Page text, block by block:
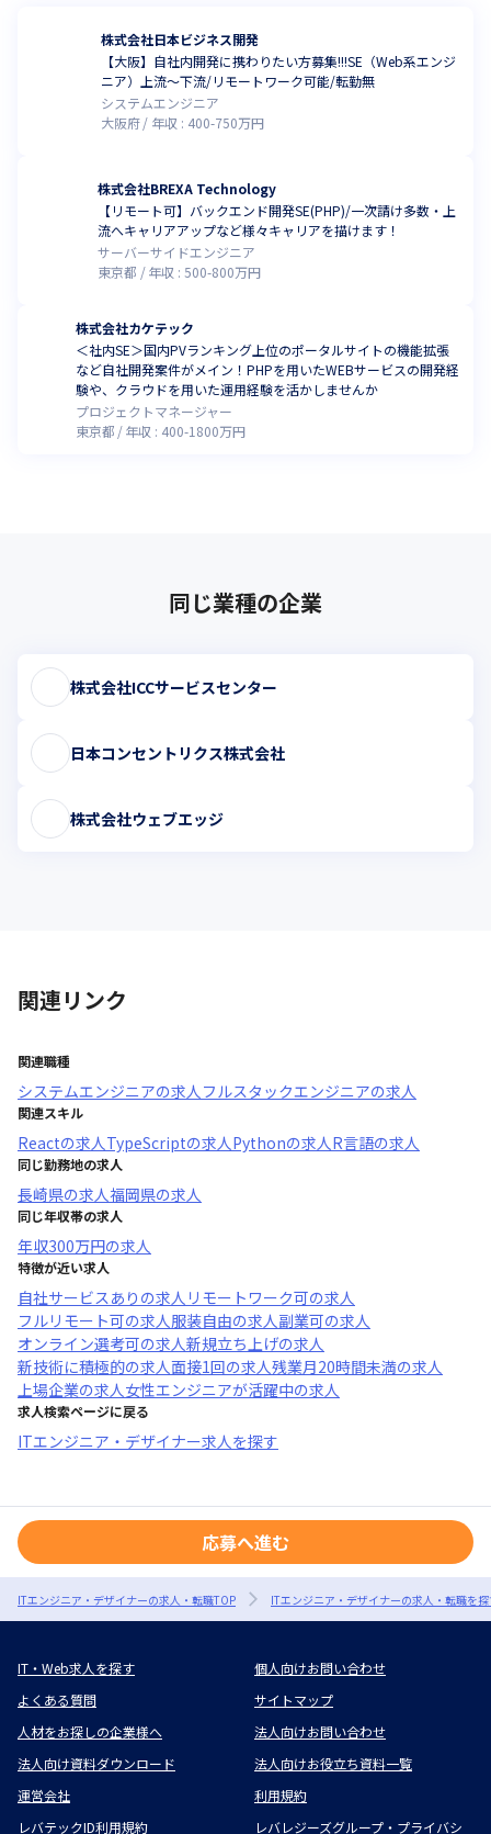
株式会社日本ビジネス開発
【大阪】自社内開発に携わりたい方募集!!!SE（Web系エンジ
ニア）上流～下流/リモートワーク可能/転勤無
システムエンジニア
大阪府
年収 : 400-750万円
株式会社BREXA Technology
【リモート可】バックエンド開発SE(PHP)/一次請け多数・上
流へキャリアアップなど様々キャリアを描けます！
サーバーサイドエンジニア
東京都
年収 :500-800万円
株式会社カケテック
＜社内SE＞国内PVランキング上位のポータルサイトの機能拡張
など自社開発案件がメイン！PHPを用いたWEBサービスの開発経
験や、クラウドを用いた運用経験を活かしませんか
プロジェクトマネージャー
東京都
年収 : 400-1800万円
同じ業種の企業
株式会社ICCサービスセンター
日本コンセントリクス株式会社
株式会社ウェブエッジ
関連リンク
関連職種
システムエンジニアの求人フルスタックエンジニアの求人
関連スキル
Reactの求人TypeScriptの求人Pythonの求人R言語の求人
同じ勤務地の求人
長崎県の求人福岡県の求人
同じ年収帯の求人
年収300万円の求人
特徴が近い求人
自社サービスあり の求人 リモートワーク可の求人
フルリモート可の求人服装自由の求人副業可の求人
オンライン選考可の求人新規立ち上げの求人
新技術に積極的の求人面接1回の求人残業月20時間未満の求人
上場企業の求人女性エンジニアが活躍中の求人
求人検索ページに戻る
ITエンジニア・デザイナー求人を探す
応募へ進む
ITエンジニア・デザイナーの求人・転職TOP ITエンジニア・デザイナーの求人・転職を
IT・Web求人を探す
個人向けお問い合わせ
よくある質問
サイトマップ
人材をお探しの企業様へ
法人向けお問い合わせ
法人向け資料ダウンロード
法人向けお役立ち資料一覧
運営会社
利用規約
レバテックID利用規約
レバレジーズグループ・プライバシ